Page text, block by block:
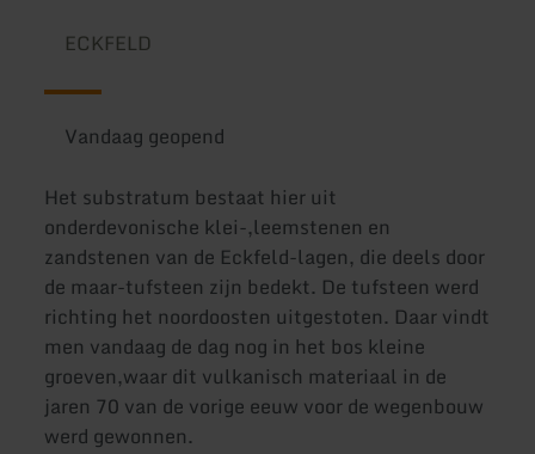
ECKFELD
Vandaag geopend
Het substratum bestaat hier uit
onderdevonische klei-,leemstenen en
zandstenen van de Eckfeld-lagen, die deels door
de maar-tufsteen zijn bedekt. De tufsteen werd
richting het noordoosten uitgestoten. Daar vindt
men vandaag de dag nog in het bos kleine
groeven,waar dit vulkanisch materiaal in de
jaren 70 van de vorige eeuw voor de wegenbouw
werd gewonnen.